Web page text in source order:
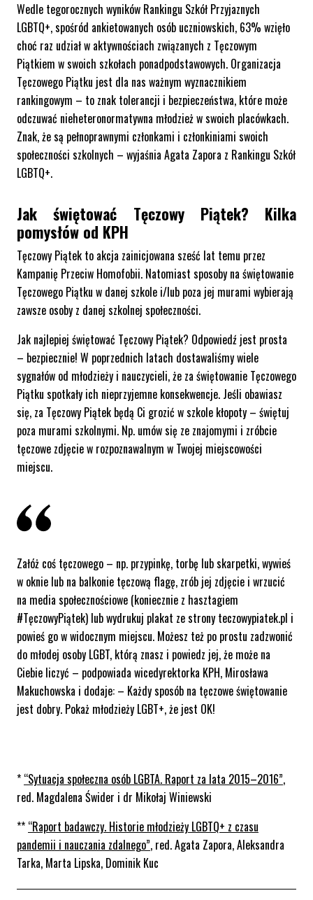
Wedle tegorocznych wyników Rankingu Szkół Przyjaznych
LGBTQ+, spośród ankietowanych osób uczniowskich, 63% wzięło
choć raz udział w aktywnościach związanych z Tęczowym
Piątkiem w swoich szkołach ponadpodstawowych. Organizacja
Tęczowego Piątku jest dla nas ważnym wyznacznikiem
rankingowym – to znak tolerancji i bezpieczeństwa, które może
odczuwać nieheteronormatywna młodzież w swoich placówkach.
Znak, że są pełnoprawnymi członkami i członkiniami swoich
społeczności szkolnych – wyjaśnia Agata Zapora z Rankingu Szkół
LGBTQ+.
Jak świętować Tęczowy Piątek? Kilka
pomysłów od KPH
Tęczowy Piątek to akcja zainicjowana sześć lat temu przez
Kampanię Przeciw Homofobii. Natomiast sposoby na świętowanie
Tęczowego Piątku w danej szkole i/lub poza jej murami wybierają
zawsze osoby z danej szkolnej społeczności.
Jak najlepiej świętować Tęczowy Piątek? Odpowiedź jest prosta
– bezpiecznie! W poprzednich latach dostawaliśmy wiele
sygnałów od młodzieży i nauczycieli, że za świętowanie Tęczowego
Piątku spotkały ich nieprzyjemne konsekwencje. Jeśli obawiasz
się, za Tęczowy Piątek będą Ci grozić w szkole kłopoty – świętuj
poza murami szkolnymi. Np. umów się ze znajomymi i zróbcie
tęczowe zdjęcie w rozpoznawalnym w Twojej miejscowości
miejscu.
Załóż coś tęczowego – np. przypinkę, torbę lub skarpetki, wywieś
w oknie lub na balkonie tęczową flagę, zrób jej zdjęcie i wrzucić
na media społecznościowe (koniecznie z hasztagiem
#TęczowyPiątek) lubwydrukuj plakat ze strony teczowypiatek.pl i
powieś go w widocznym miejscu. Możesz też po prostu zadzwonić
do młodej osoby LGBT, którą znasz i powiedz jej, że może na
Ciebie liczyć – podpowiada wicedyrektorka KPH, Mirosława
Makuchowska i dodaje: – Każdy sposób na tęczowe świętowanie
jest dobry. Pokaż młodzieży LGBT+, że jest OK!
* “Sytuacja społeczna osób LGBTA. Raport za lata 2015–2016”,
red. Magdalena Świder i dr Mikołaj Winiewski
** “Raport badawczy. Historie młodzieży LGBTQ+ z czasu
pandemii i nauczania zdalnego”, red. Agata Zapora, Aleksandra
Tarka, Marta Lipska, Dominik Kuc